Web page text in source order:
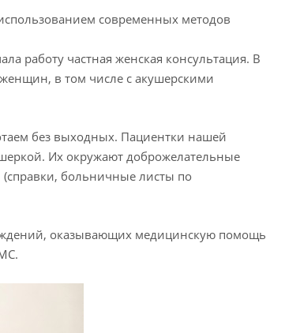
современных методов
работу частная женская консультация. В
в том числе с акушерскими
без выходных. Пациентки нашей
Их окружают доброжелательные
больничные листы по
оказывающих медицинскую помощь